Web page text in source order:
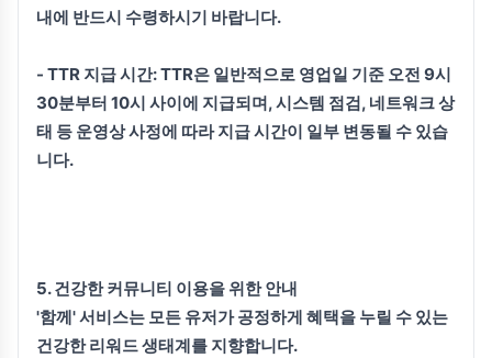
내에 반드시 수령하시기 바랍니다.
- TTR 지급 시간:TTR은 일반적으로 영업일 기준 오전 9시
30분부터 10시 사이에 지급되며, 시스템 점검, 네트워크 상
태 등 운영상 사정에 따라 지급 시간이 일부 변동될 수 있습
니다.
5. 건강한 커뮤니티 이용을 위한 안내
'함께' 서비스는 모든 유저가 공정하게 혜택을 누릴 수 있는
건강한 리워드 생태계를 지향합니다.